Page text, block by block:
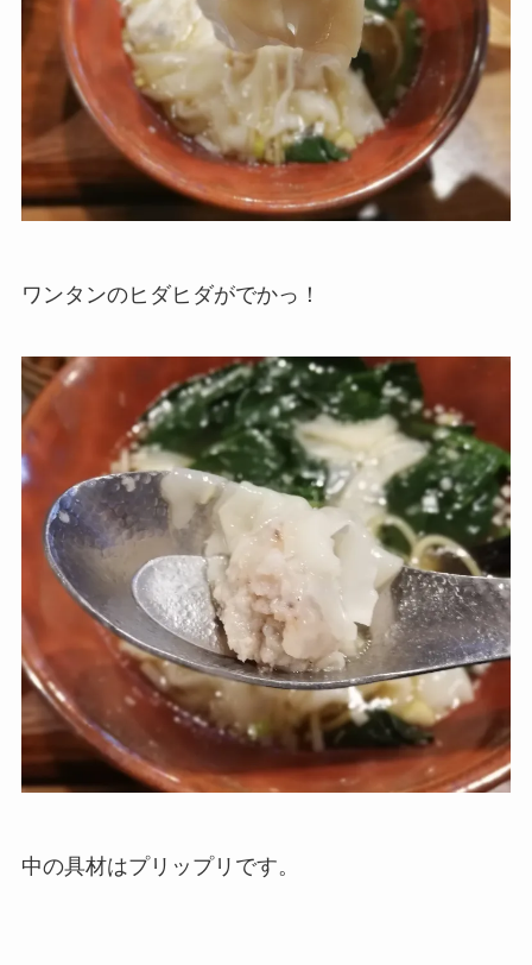
ワンタンのヒダヒダがでかっ！
中の具材はプリップリです。